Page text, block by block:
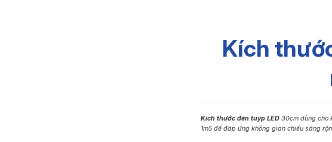
Kích
Kích thước đèn tuýp LED 30cm dùng cho
1m5 để đáp ứng không gian chiếu sáng